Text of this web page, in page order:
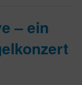
– ein